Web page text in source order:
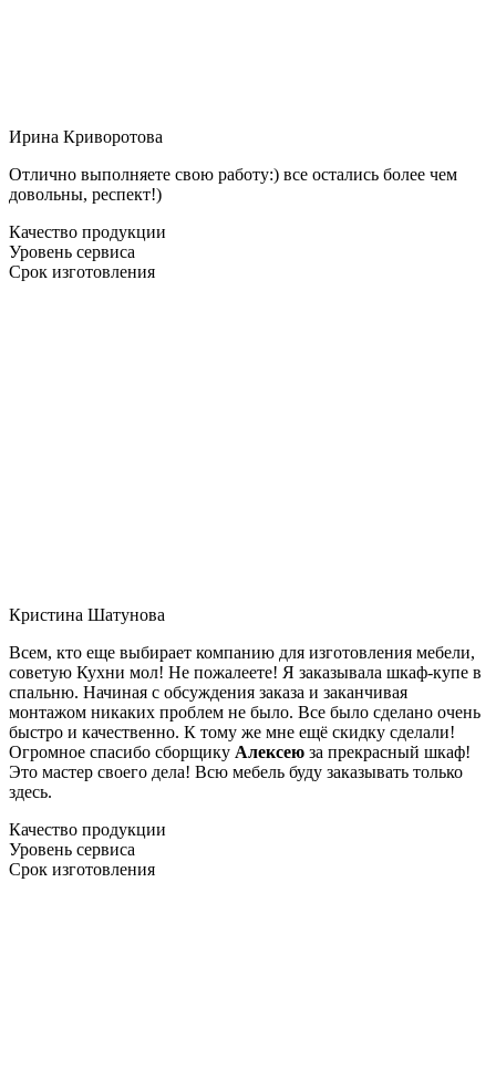
Ирина Криворотова
Отлично выполняете свою работу:) все остались более чем
довольны, респект!)
Качество продукции
Уровень сервиса
Срок изготовления
Кристина Шатунова
Всем, кто еще выбирает компанию для изготовления мебели,
советую Кухни мол! Не пожалеете! Я заказывала шкаф-купе в
спальню. Начиная с обсуждения заказа и заканчивая
монтажом никаких проблем не было. Все было сделано очень
быстро и качественно. К тому же мне ещё скидку сделали!
Огромное спасибо сборщику Алексею за прекрасный шкаф!
Это мастер своего дела! Всю мебель буду заказывать только
здесь.
Качество продукции
Уровень сервиса
Срок изготовления